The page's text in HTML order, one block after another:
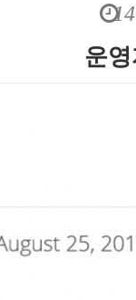
운